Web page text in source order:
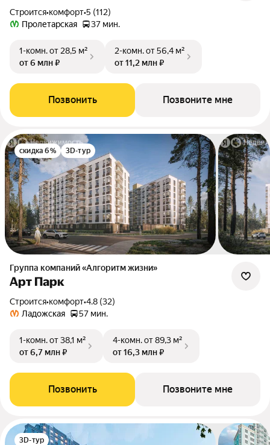
Строится•комфорт•5 (112)
Пролетарская
37 мин.
1-комн.от 28,5 м²
от 6 млн ₽
2-комн.от 56,4 м²
от 11,2 млн ₽
Позвонить Позвоните мне
скидка 6% 3D-тур
Группа компаний «Алгоритм жизни»
Арт Парк
Строится•комфорт•4.8 (32)
Ладожская
57 мин.
1-комн.от 38,1 м²
от 6,7 млн ₽
4-комн.от 89,3 м²
от 16,3 млн ₽
Позвонить Позвоните мне
3D-тур